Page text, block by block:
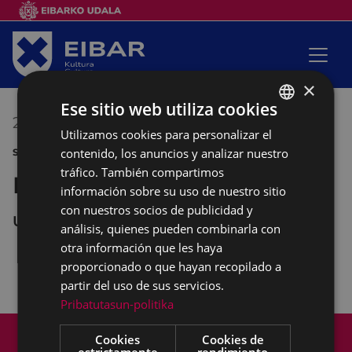
23/06/2018
SANJUANAK
Embolados
UNTZAGA
Con la ganadería Saka.
Mapa del Sitio
Aviso legal
Política de cookies
Contacto
BASQUE
SPANISH
×
Ese sitio web utiliza cookies
Utilizamos cookies para personalizar el
contenido, los anuncios y analizar nuestro
tráfico. También compartimos
información sobre su uso de nuestro sitio
con nuestros socios de publicidad y
análisis, quienes pueden combinarla con
otra información que les haya
proporcionado o que hayan recopilado a
partir del uso de sus servicios.
Pribatutasun-politika
Cookies
Cookies de